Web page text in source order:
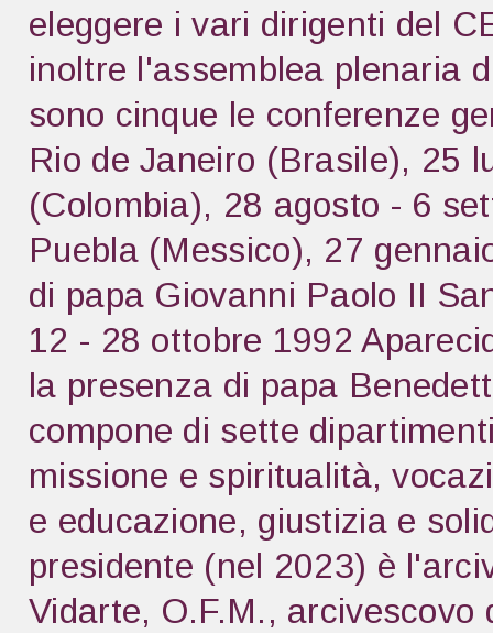
eleggere i vari dirigenti del
inoltre l'assemblea plenaria
sono cinque le conferenze
Rio de Janeiro (Brasile), 25
(Colombia), 28 agosto - 6
Puebla (Messico), 27
di papa Giovanni Paolo II
12 - 28 ottobre 1992
la presenza di papa
compone di sette
missione e spiritualità,
e educazione, giustizia e
presidente (nel 2023) è
Vidarte, O.F.M., arcivescovo